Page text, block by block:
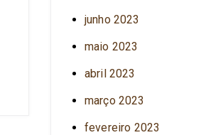
junho 2023
maio 2023
abril 2023
março 2023
fevereiro 2023